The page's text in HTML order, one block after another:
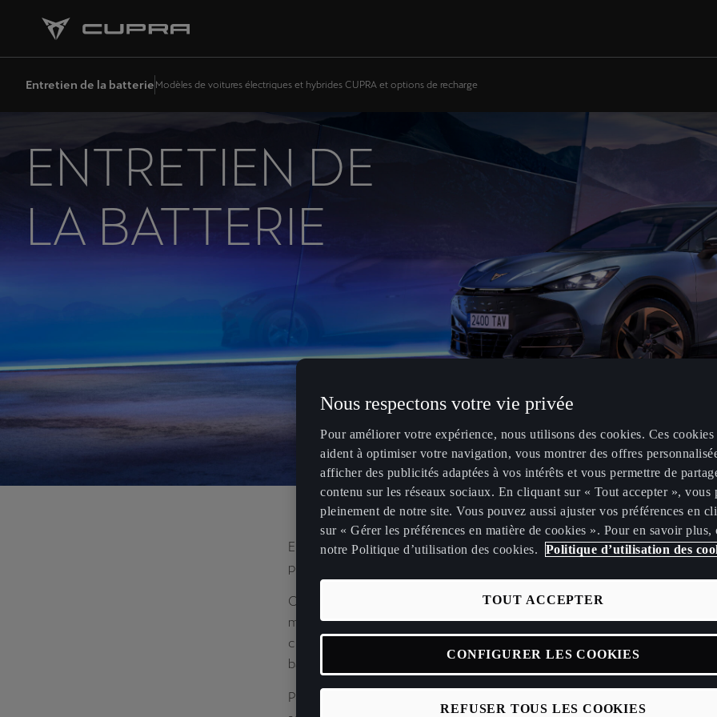
Entretien de la batterie Modèles de voitures électriques et hybrides CUPRA et options de recharge
ENTRETIEN DE
LA BATTERIE
Entretenir la batterie d’une voiture électrique est essentiel pour garantir des
performances optimales et une longue durée de vie.
Chez CUPRA, nos voitures électriques sont conçues selon des critères
minimiser la dégradation de la batterie, offrant des systèmes avancés de
charge et de la décharge qui maximisent la durée de vie et les
batterie.
Pour plus de tranquillité d’esprit, nous proposons également une garantie
Nous respectons votre vie privée
Pour améliorer votre expérience, nous utilisons des cookies. Ces cookies
aident à optimiser votre navigation, vous montrer des offres
afficher des publicités adaptées à vos intérêts et vous permettre de
contenu sur les réseaux sociaux. En cliquant sur « Tout accepter », vous
pleinement de notre site. Vous pouvez aussi ajuster vos préférences en
sur « Gérer les préférences en matière de cookies ». Pour en savoir plus,
notre Politique d’utilisation des cookies.
Politique d’utilisation des
REFUSER TOUS LES COOKIES
TOUT ACCEPTER
CONFIGURER LES COOKIES